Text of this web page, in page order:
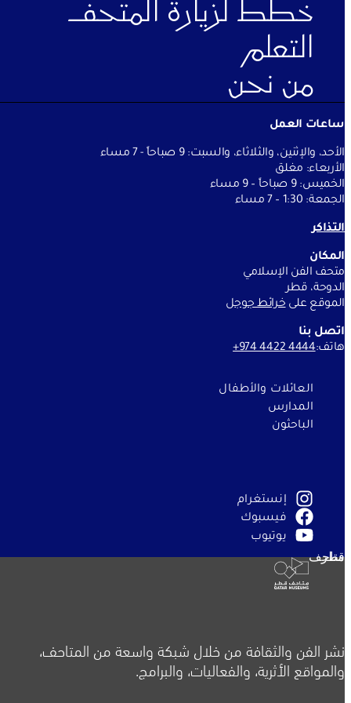
خطط لزيارة المتحف
التعلم
من نحن
ساعات العمل
الأحد، والإثنين، والثلاثاء، والسبت: 9 صباحاً - 7 مساء
الأربعاء: مغلق
الخميس: 9 صباحاً – 9 مساء
الجمعة: 1:30 – 7 مساء
التذاكر
المكان
متحف الفن الإسلامي
الدوحة، قطر
الموقع على خرائط جوجل
اتصل بنا
هاتف:+974 4422 4444
العائلات والأطفال
المدارس
الباحثون
إنستغرام
فيسبوك
يوتيوب
متاحف قطر
نشر الفن والثقافة من خلال شبكة واسعة من المتاحف،
والمواقع الأثرية، والفعاليات، والبرامج.